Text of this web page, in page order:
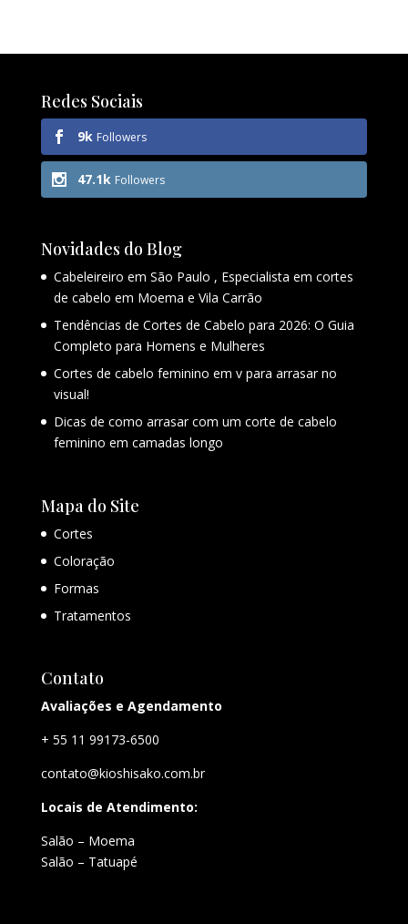
Redes Sociais
9k Followers
47.1k Followers
Novidades do Blog
Cabeleireiro em São Paulo , Especialista em cortes
de cabelo em Moema e Vila Carrão
Tendências de Cortes de Cabelo para 2026: O Guia
Completo para Homens e Mulheres
Cortes de cabelo feminino em v para arrasar no
visual!
Dicas de como arrasar com um corte de cabelo
feminino em camadas longo
Mapa do Site
Cortes
Coloração
Formas
Tratamentos
Contato
Avaliações e Agendamento
+ 55 11 99173-6500
contato@kioshisako.com.br
Locais de Atendimento:
Salão – Moema
Salão – Tatuapé